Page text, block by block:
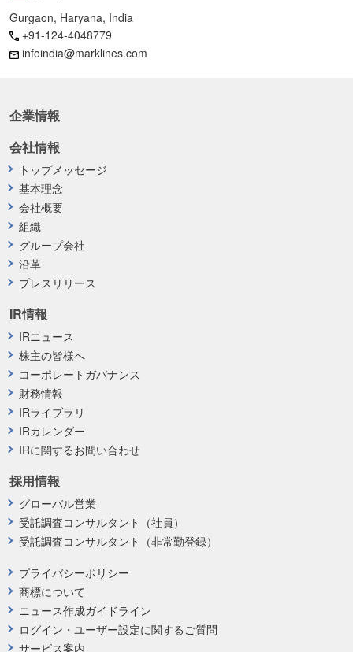
Gurgaon, Haryana, India
+91-124-4048779
infoindia@marklines.com
企業情報
プライバシーポリシー
商標について
ニュース作成ガイドライン
ログイン・ユーザー設定に関するご質問
サービス案内
採用情報
グローバル営業
受託調査コンサルタント（社員）
受託調査コンサルタント（非常勤登録）
会社情報
トップメッセージ
基本理念
会社概要
組織
グループ会社
沿革
プレスリリース
IR情報
IRニュース
株主の皆様へ
コーポレートガバナンス
財務情報
IRライブラリ
IRカレンダー
IRに関するお問い合わせ